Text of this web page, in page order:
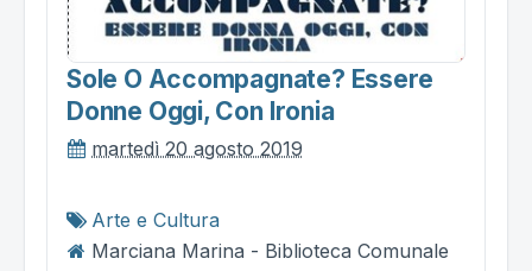
Sole O Accompagnate? Essere
Donne Oggi, Con Ironia
martedì 20 agosto 2019
Arte e Cultura
Marciana Marina - Biblioteca Comunale